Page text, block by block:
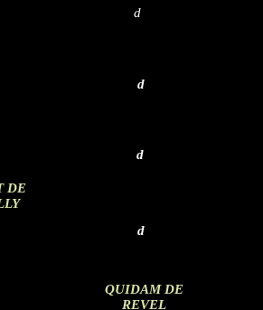
d
d
DE
d
d
QUIDAM DE
REVEL